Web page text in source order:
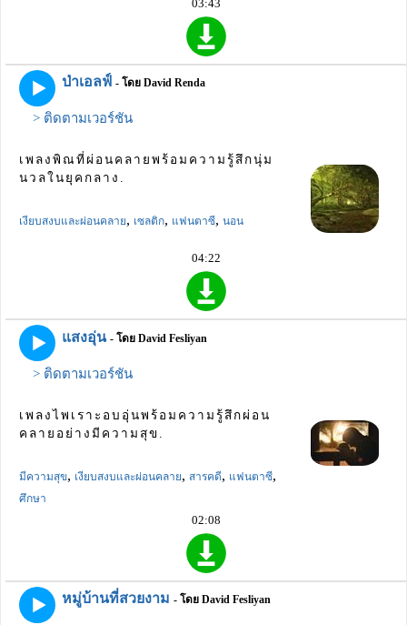
03:43
ป่าเอลฟ์ - โดย David Renda
> ติดตามเวอร์ชัน
เพลงพิณที่ผ่อนคลายพร้อมความรู้สึกนุ่ม
นวลในยุคกลาง.
เงียบสงบและผ่อนคลาย, เซลติก, แฟนตาซี, นอน
04:22
แสงอุ่น - โดย David Fesliyan
> ติดตามเวอร์ชัน
เพลงไพเราะอบอุ่นพร้อมความรู้สึกผ่อน
คลายอย่างมีความสุข.
มีความสุข, เงียบสงบและผ่อนคลาย, สารคดี, แฟนตาซี,
ศึกษา
02:08
หมู่บ้านที่สวยงาม - โดย David Fesliyan